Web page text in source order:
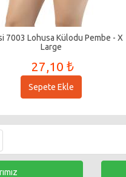
7003 Lohusa Külodu Pembe - X
Large
27,10 ₺
Sepete Ekle